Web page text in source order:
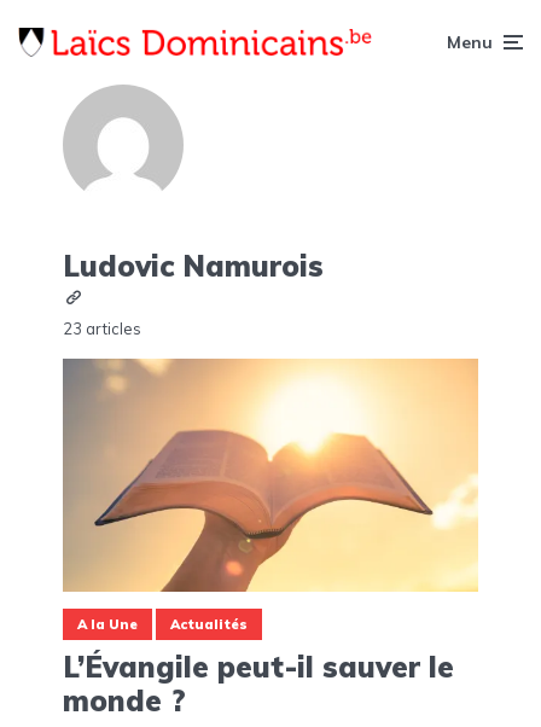
Menu
Ludovic Namurois
23 articles
A la Une Actualités
L’Évangile peut-il sauver le
monde ?